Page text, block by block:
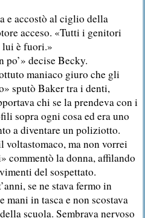
e accostò al ciglio della
acceso. «Tutti i genitori
lui è fuori.»
po’» decise Becky.
maniaco giuro che gli
sputò Baker tra i denti,
chi se la prendeva con i
sopra ogni cosa ed era uno
a diventare un poliziotto.
voltastomaco, ma non vorrei
commentò la donna, affilando
del sospettato.
se ne stava fermo in
mani in tasca e non scostava
scuola. Sembrava nervoso